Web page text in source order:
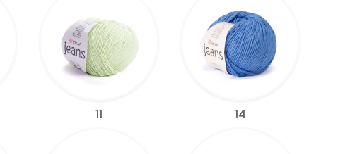
11 14